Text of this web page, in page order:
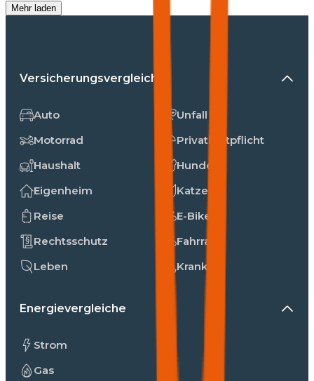
Mehr laden
Versicherungsvergleiche
Auto
Motorrad
Haushalt
Eigenheim
Reise
Rechtsschutz
Leben
Unfall
Privathaftpflicht
Hunde
Katzen
E-Bike
Fahrrad
Kranken
Energievergleiche
Strom
Gas